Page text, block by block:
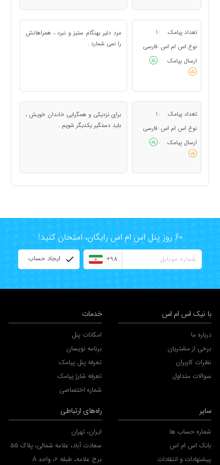
تعداد پیامک :
1
نوع اس ام اس : فارسی
ارسال پیامک
:
مرد دلیر بهنگام ستیز و نبرد ، همراهانش
را نمی شمارد .
تعداد پیامک :
1
نوع اس ام اس : فارسی
ارسال پیامک
:
برای نزدیکی و همگرایی خاندان خویش ،
باید دستگیر یکدیگر شویم .
60 روز پنل اس ام اس رایگان، امتحان کنید!
+98 ایجاد حساب
با نیک اس ام اس
درباره ما
برخی از مشتریان
نظرات کاربران
سوالات متداول
خدمات
امکانات پنل
برنامه نویسان
تعرفه پنل پیامک
تعرفه شارژ پیامک
شماره اختصاصی
سایر
شماره حساب ها
بانک اس ام اس
پیشنهادات و انتقادات
راه‌های ارتباطی
ایران، تهران
سعادت آباد، علامه شمالی، پلاک 55
برج علامه، طبقه 6، واحد A